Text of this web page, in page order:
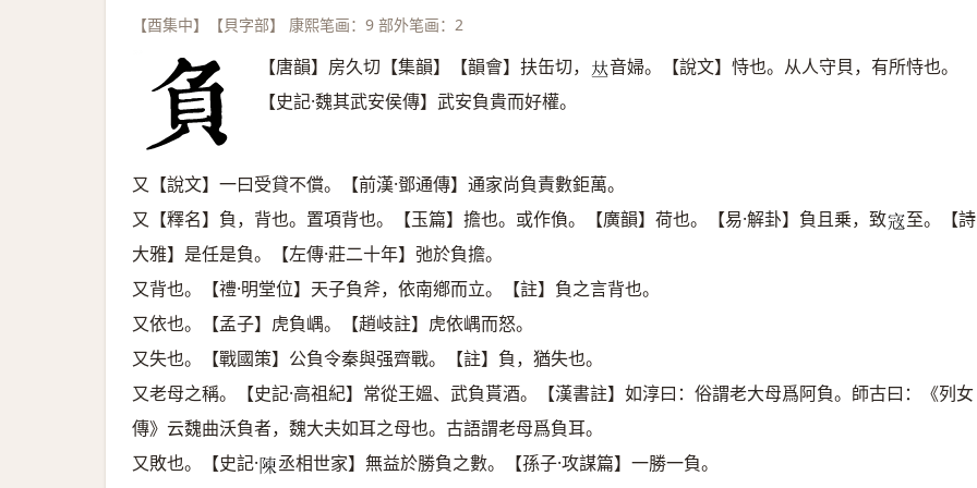
【酉集中】【貝字部】 康熙笔画：9 部外笔画：2
【唐韻】房久切【集韻】【韻會】扶缶切， 𠀤音婦。【說文】恃也。从人守貝，有所恃也。
【史記·魏其武安侯傳】武安負貴而好權。
又【說文】一曰受貸不償。【前漢·鄧通傳】通家尚負責數鉅萬。
又【釋名】負，背也。置項背也。【玉篇】擔也。或作偩。【廣韻】荷也。【易·解卦】負且乗，致𡨥 至。【詩
大雅】是任是負。【左傳·莊二十年】弛於負擔。
又背也。【禮·明堂位】天子負斧，依南鄕而立。【註】負之言背也。
又依也。【孟子】虎負嵎。【趙岐註】虎依嵎而怒。
又失也。【戰國策】公負令秦與强齊戰。【註】負，猶失也。
又老母之稱。【史記·高祖紀】常從王媼、武負貰酒。【漢書註】如淳曰：俗謂老大母爲阿負。師古曰：《列女
傳》云魏曲沃負者，魏大夫如耳之母也。古語謂老母爲負耳。
又敗也。【史記·𨻰 丞相世家】無益於勝負之數。【孫子·攻謀篇】一勝一負。